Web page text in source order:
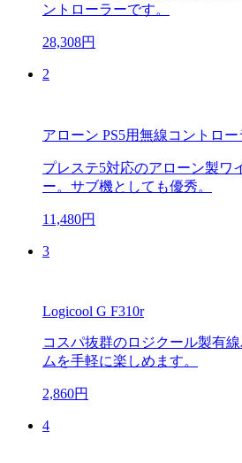
ントローラーです。
28,308円
2
アローン PS5用無線コントロー
プレステ5対応のアローン製ワ
ー。サブ機としても優秀。
11,480円
3
Logicool G F310r
コスパ抜群のロジクール製有
ムを手軽に楽しめます。
2,860円
4